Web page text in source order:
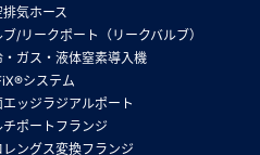
気ホース
ブ/リークポート（リークバルブ）
・ガス・液体窒素導入機
システム
エッジラジアルポート
チポートフランジ
レングス変換フランジ